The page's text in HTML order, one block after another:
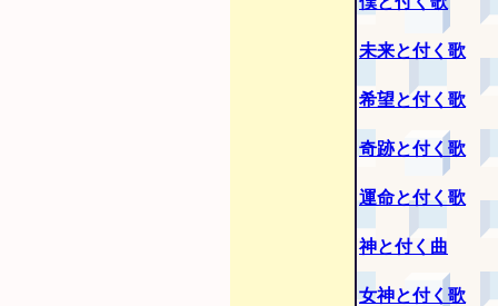
未来と付く歌
希望と付く歌
奇跡と付く歌
運命と付く歌
神と付く曲
女神と付く歌